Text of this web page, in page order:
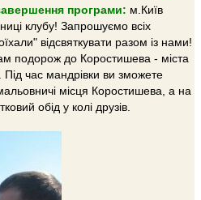
програми: м.Київ
клубу! Запрошуємо всіх
відсвяткувати разом із нами!
подорож до Коростишева - міста
Під час мандрівки ви зможете
місця Коростишева, а на
обід у колі друзів.